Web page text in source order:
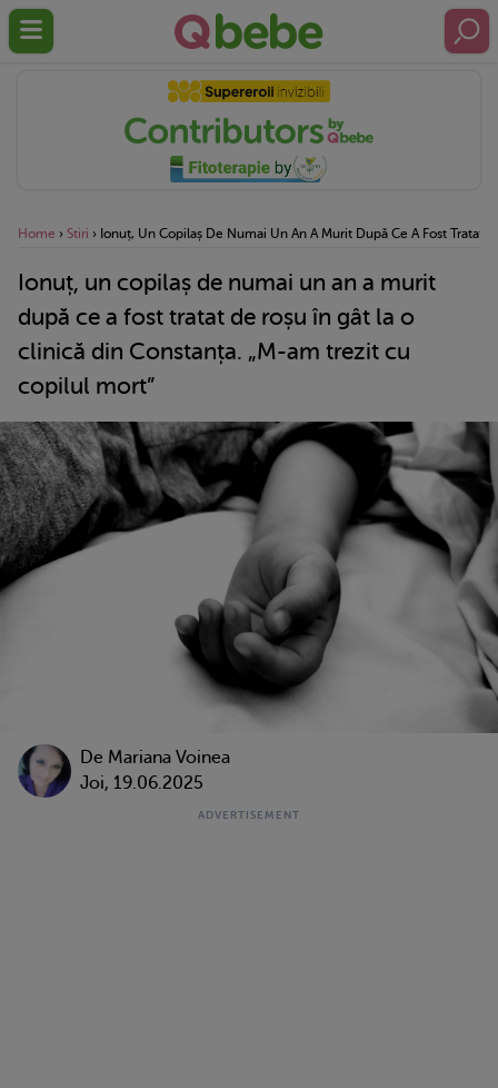
Home › Stiri › Ionuț, Un Copilaș De Numai Un An A Murit După Ce A Fost Tratat
Ionuț, un copilaș de numai un an a murit
după ce a fost tratat de roșu în gât la o
clinică din Constanța. „M-am trezit cu
copilul mort”
De Mariana Voinea
Joi, 19.06.2025